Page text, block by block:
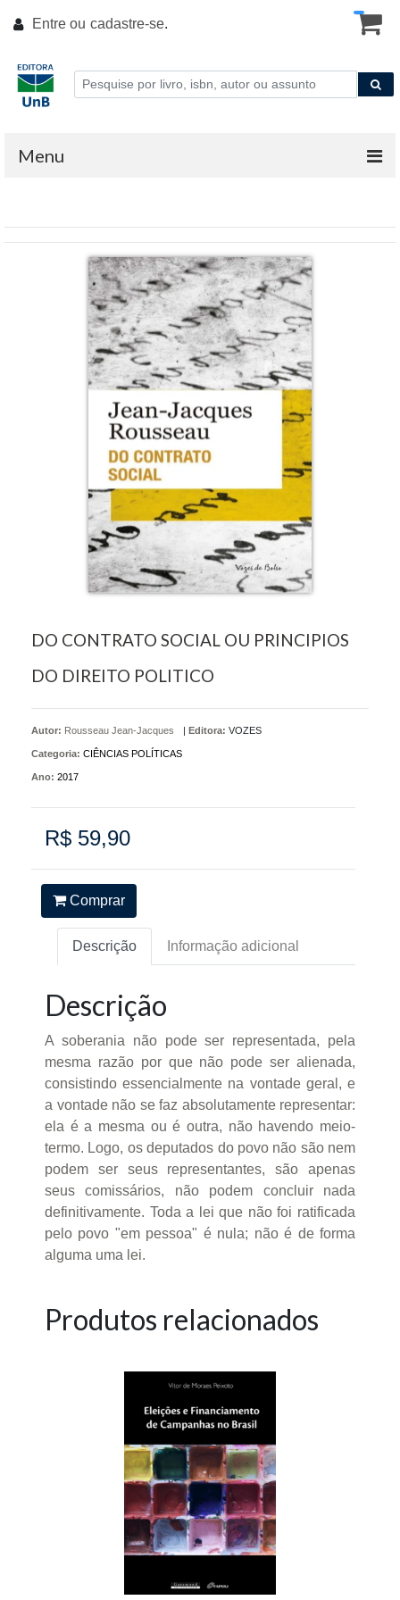
Entre ou cadastre-se.
Menu
DO CONTRATO SOCIAL OU PRINCIPIOS
DO DIREITO POLITICO
Autor: Rousseau Jean-Jacques | Editora: VOZES
Categoria: CIÊNCIAS POLÍTICAS
Ano: 2017
R$ 59,90
Comprar
Descrição Informação adicional
Descrição
A soberania não pode ser representada, pela
mesma razão por que não pode ser alienada,
consistindo essencialmente na vontade geral, e
a vontade não se faz absolutamente representar:
ela é a mesma ou é outra, não havendo meio-
termo. Logo, os deputados do povo não são nem
podem ser seus representantes, são apenas
seus comissários, não podem concluir nada
definitivamente. Toda a lei que não foi ratificada
pelo povo "em pessoa" é nula; não é de forma
alguma uma lei.
Produtos relacionados